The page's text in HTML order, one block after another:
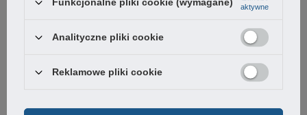
aktywne
Analityczne pliki cookie
Reklamowe pliki cookie